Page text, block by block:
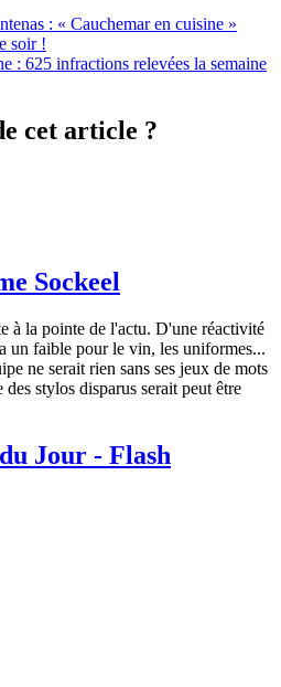
: « Cauchemar en cuisine »
soir !
: 625 infractions relevées la semaine
cet article ?
Sockeel
à la pointe de l'actu. D'une réactivité
un faible pour le vin, les uniformes...
ne serait rien sans ses jeux de mots
stylos disparus serait peut être
Jour - Flash